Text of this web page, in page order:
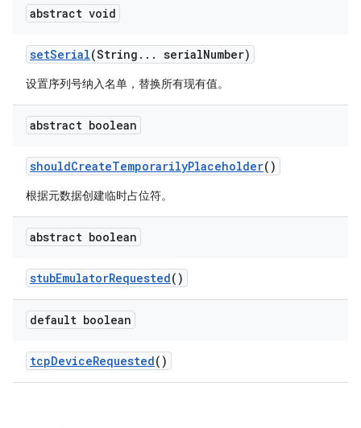
abstract void
setSerial(String . . . serialNumber)
设置序列号纳入名单，替换所有现有值。
abstract boolean
shouldCreateTemporarilyPlaceholder()
根据元数据创建临时占位符。
abstract boolean
stubEmulatorRequested()
default boolean
tcpDeviceRequested()